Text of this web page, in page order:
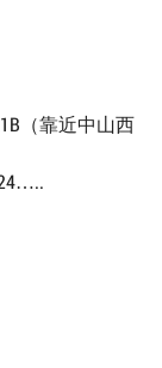
（靠近中山西